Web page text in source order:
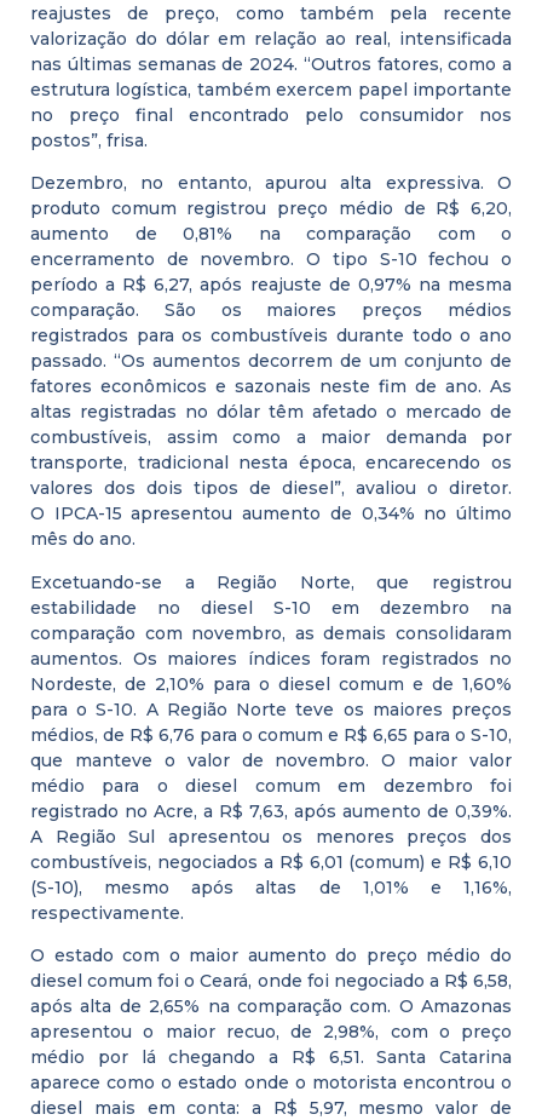
reajustes de preço, como também pela recente
valorização do dólar em relação ao real, intensificada
nas últimas semanas de 2024. “Outros fatores, como a
estrutura logística, também exercem papel importante
no preço final encontrado pelo consumidor nos
postos”, frisa.
Dezembro, no entanto, apurou alta expressiva. O
produto comum registrou preço médio de R$ 6,20,
aumento de 0,81% na comparação com o
encerramento de novembro. O tipo S-10 fechou o
período a R$ 6,27, após reajuste de 0,97% na mesma
comparação. São os maiores preços médios
registrados para os combustíveis durante todo o ano
passado. “Os aumentos decorrem de um conjunto de
fatores econômicos e sazonais neste fim de ano. As
altas registradas no dólar têm afetado o mercado de
combustíveis, assim como a maior demanda por
transporte, tradicional nesta época, encarecendo os
valores dos dois tipos de diesel”, avaliou o diretor.
O IPCA-15 apresentou aumento de 0,34% no último
mês do ano.
Excetuando-se a Região Norte, que registrou
estabilidade no diesel S-10 em dezembro na
comparação com novembro, as demais consolidaram
aumentos. Os maiores índices foram registrados no
Nordeste, de 2,10% para o diesel comum e de 1,60%
para o S-10. A Região Norte teve os maiores preços
médios, de R$ 6,76 para o comum e R$ 6,65 para o S-10,
que manteve o valor de novembro. O maior valor
médio para o diesel comum em dezembro foi
registrado no Acre, a R$ 7,63, após aumento de 0,39%.
A Região Sul apresentou os menores preços dos
combustíveis, negociados a R$ 6,01 (comum) e R$ 6,10
(S-10), mesmo após altas de 1,01% e 1,16%,
respectivamente.
O estado com o maior aumento do preço médio do
diesel comum foi o Ceará, onde foi negociado a R$ 6,58,
após alta de 2,65% na comparação com. O Amazonas
apresentou o maior recuo, de 2,98%, com o preço
médio por lá chegando a R$ 6,51. Santa Catarina
aparece como o estado onde o motorista encontrou o
diesel mais em conta: a R$ 5,97, mesmo valor de